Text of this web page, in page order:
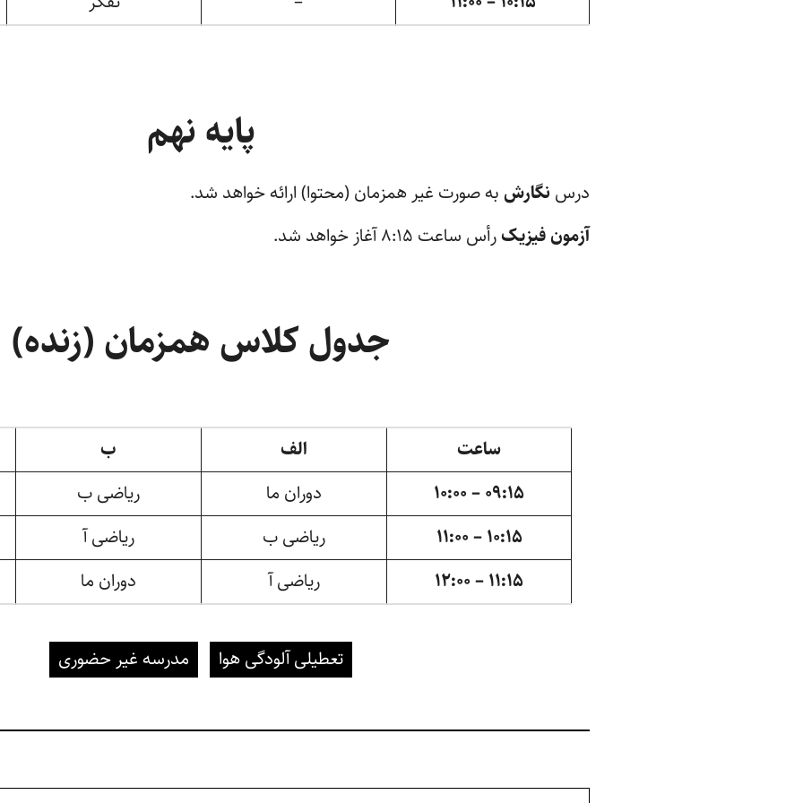
پایه نهم
درس نگارش به صورت غیر همزمان (محتوا) ارائه خواهد شد.
آزمون فیزیکرأس ساعت ۸:۱۵ آغاز خواهد شد.
جدول کلاس همزمان (زنده)
ساعت الف ب
۰۹:۱۵ – ۱۰:۰۰
دوران ما ریاضی ب
۱۰:۱۵ – ۱۱:۰۰
ریاضی ب ریاضی آ
۱۱:۱۵ – ۱۲:۰۰
ریاضی آ دوران ما
تعطیلی آلودگی هوا مدرسه غیر حضوری